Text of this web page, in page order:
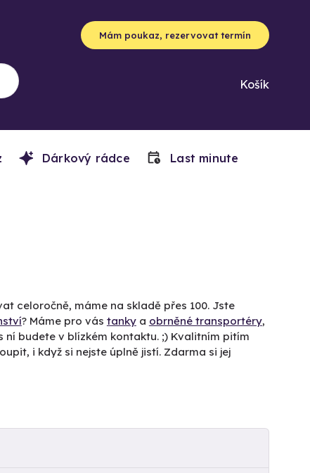
Mám poukaz, rezervovat termín
Košík
Dárkový rádce Last minute
celoročně, máme na skladě přes 100. Jste
? Máme pro vás tankya obrněné transportéry,
ní budete v blízkém kontaktu. ;) Kvalitním pitím
i když si nejste úplně jistí. Zdarma si jej